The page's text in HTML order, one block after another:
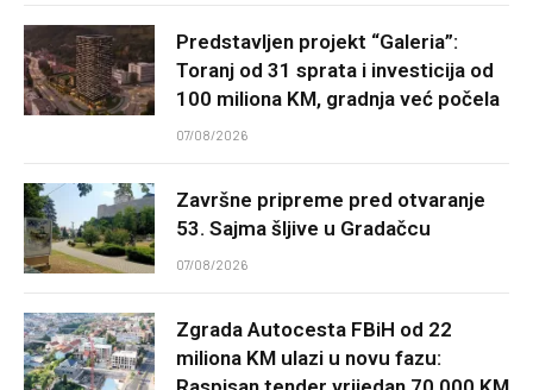
Predstavljen projekt “Galeria”:
Toranj od 31 sprata i investicija od
100 miliona KM, gradnja već počela
07/08/2026
Završne pripreme pred otvaranje
53. Sajma šljive u Gradačcu
07/08/2026
Zgrada Autocesta FBiH od 22
miliona KM ulazi u novu fazu: